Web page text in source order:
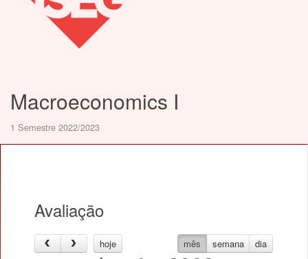
Macroeconomics I
1 Semestre 2022/2023
Avaliação
hoje mês semana dia